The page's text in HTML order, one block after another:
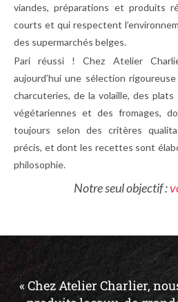
viandes, préparations et produits
courts et qui respectent
des supermarchés belges.
Pari réussi ! Chez Atelier
aujourd’hui une sélection
charcuteries, de la volaille, des
végétariennes et des fromages,
toujours selon des critères
précis, et dont les recettes sont
philosophie.
Notre seul objectif :
« Chez Atelier Charlier,